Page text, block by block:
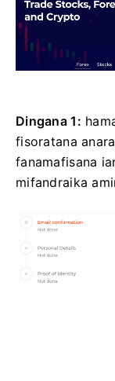
Dingana 1:
fisoratana
fanamafisana
mifandraika